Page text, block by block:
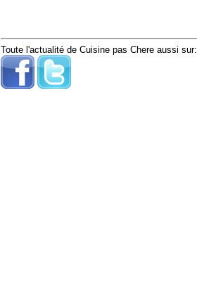
Toute l'actualité de Cuisine pas Chere aussi sur: